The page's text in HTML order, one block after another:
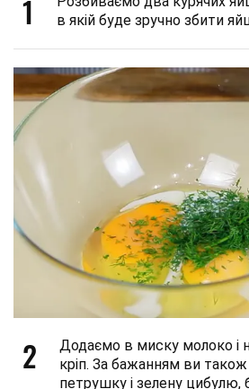
1
в якій буде зручно збити
2
Додаємо в миску молоко і
кріп. За бажанням ви
петрушку і зелену цибулю,